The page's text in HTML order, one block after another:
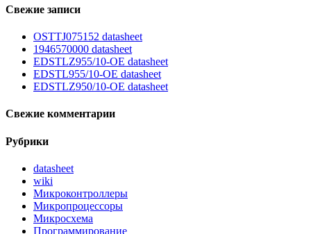
Свежие записи
OSTTJ075152 datasheet
1946570000 datasheet
EDSTLZ955/10-OE datasheet
EDSTL955/10-OE datasheet
EDSTLZ950/10-OE datasheet
Свежие комментарии
Рубрики
datasheet
wiki
Микроконтроллеры
Микропроцессоры
Микросхема
Программирование